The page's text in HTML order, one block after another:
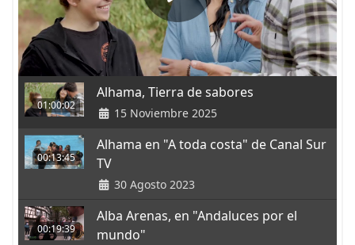
01:00:02
Alhama, Tierra de sabores
15 Noviembre 2025
00:13:45
Alhama en "A toda costa" de Canal Sur
TV
30 Agosto 2023
00:19:39
Alba Arenas, en "Andaluces por el
mundo"